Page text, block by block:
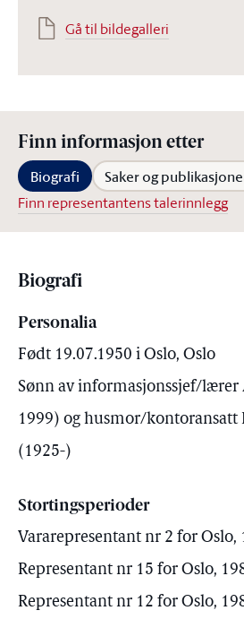
Gå til bildegalleri
Finn informasjon etter
Biografi Saker og
Finn representantens talerinnlegg
Biografi
Personalia
Født 19.07.1950 i Oslo, Oslo
Sønn av informasjonssjef/lærer
1999) og husmor/kontoransatt
(1925-)
Stortingsperioder
Vararepresentant nr 2 for Oslo,
Representant nr 15 for Oslo,
Representant nr 12 for Oslo,